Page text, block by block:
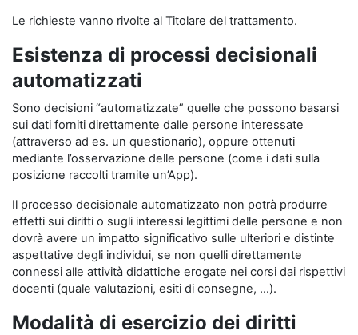
Le richieste vanno rivolte al Titolare del trattamento.
Esistenza di processi decisionali
automatizzati
Sono decisioni “automatizzate” quelle che possono basarsi
sui dati forniti direttamente dalle persone interessate
(attraverso ad es. un questionario), oppure ottenuti
mediante l’osservazione delle persone (come i dati sulla
posizione raccolti tramite un’App).
Il processo decisionale automatizzato non potrà produrre
effetti sui diritti o sugli interessi legittimi delle persone e non
dovrà avere un impatto significativo sulle ulteriori e distinte
aspettative degli individui, se non quelli direttamente
connessi alle attività didattiche erogate nei corsi dai rispettivi
docenti (quale valutazioni, esiti di consegne, …).
Modalità di esercizio dei diritti